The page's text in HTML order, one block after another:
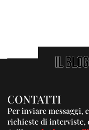
CONTATTI
Per inviare messaggi,
richieste di interviste,